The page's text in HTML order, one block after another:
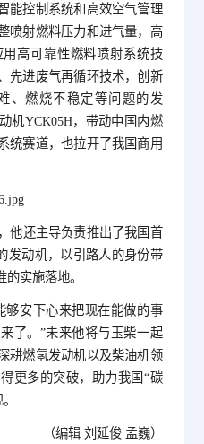
能控制系统和高效空气管理
喷射燃料压力和进气量，高
高可靠性燃料喷射系统技
先进废气再循环技术，创新
、燃烧不稳定等问题的发
YCK05H，带动中国内燃
统赛道，也拉开了我国商用
他还主导负责推出了我国首
发动机，以引路人的身份带
实施落地。
够安下心来把现在能做的事
了。”未来他将与玉柴一起
耕燃氢发动机以及柴油机领
更多的突破，助力我国“碳
（编辑 刘延俊 孟巍）